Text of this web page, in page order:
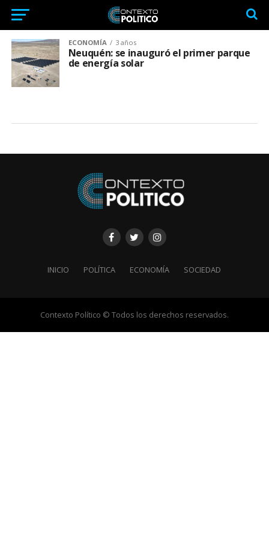
ECONOMÍA 3 años
Neuquén: se inauguró el primer parque
de energía solar
INICIO POLÍTICA ECONOMÍA SOCIEDAD
Contexto Político © Todos los derechos reservados.